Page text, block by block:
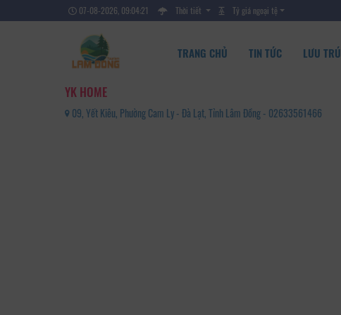
07-08-2026, 09:04:22 Thời tiết Tỷ giá ngoại tệ
TRANG CHỦ TIN TỨC LƯU TRÚ
YK HOME
09, Yết Kiêu, Phường Cam Ly - Đà Lạt, Tỉnh Lâm Đồng - 02633561466